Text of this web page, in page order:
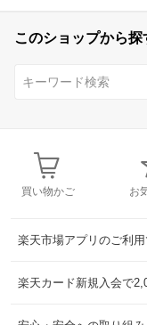
このショップから探
買い物かご お
楽天市場アプリのご利
楽天カード新規入会で